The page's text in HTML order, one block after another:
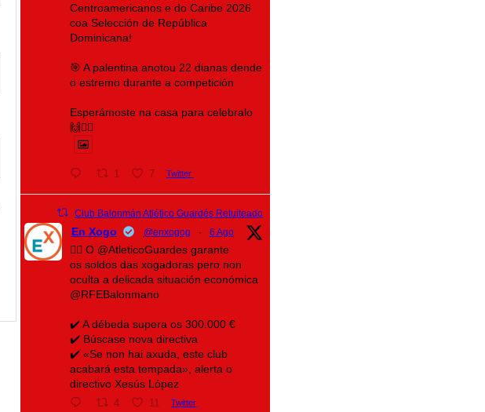
Centroamericanos e do Caribe 2026
coa Selección de República
Dominicana!
🎯 A palentina anotou 22 dianas dende
o estremo durante a competición
Esperámoste na casa para celebralo
🙌❤️‍🔥
1 7 Twitter
Club Balonmán Atlético Guardés Retuiteado
En Xogo @enxogog · 6 Ago
🤾‍♀️ O @AtleticoGuardes garante
os soldos das xogadoras pero non
oculta a delicada situación económica
@RFEBalonmano
✔️ A débeda supera os 300.000 €
✔️ Búscase nova directiva
✔️ «Se non hai axuda, este club
acabará esta tempada», alerta o
directivo Xesús López
4 11 Twitter